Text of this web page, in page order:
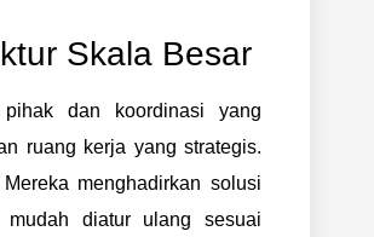
Skala Besar
pihak dan koordinasi yang
ruang kerja yang strategis.
menghadirkan solusi
diatur ulang sesuai